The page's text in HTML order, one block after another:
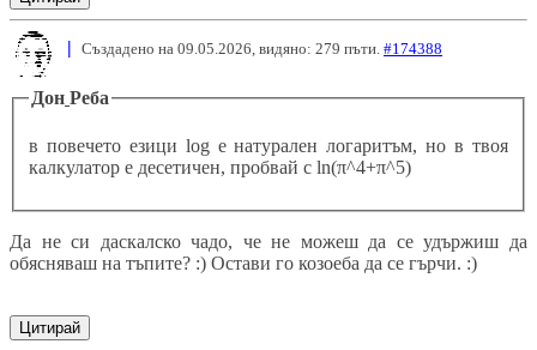
| Създадено на 09.05.2026, видяно: 279 пъти. #174388
Дон Реба
в повечето езици log е натурален логаритъм, но в твоя
калкулатор е десетичен, пробвай с ln(π^4+π^5)
Да не си даскалско чадо, че не можеш да се удържиш да
обясняваш на тъпите? :) Остави го козоеба да се гърчи. :)
Цитирай